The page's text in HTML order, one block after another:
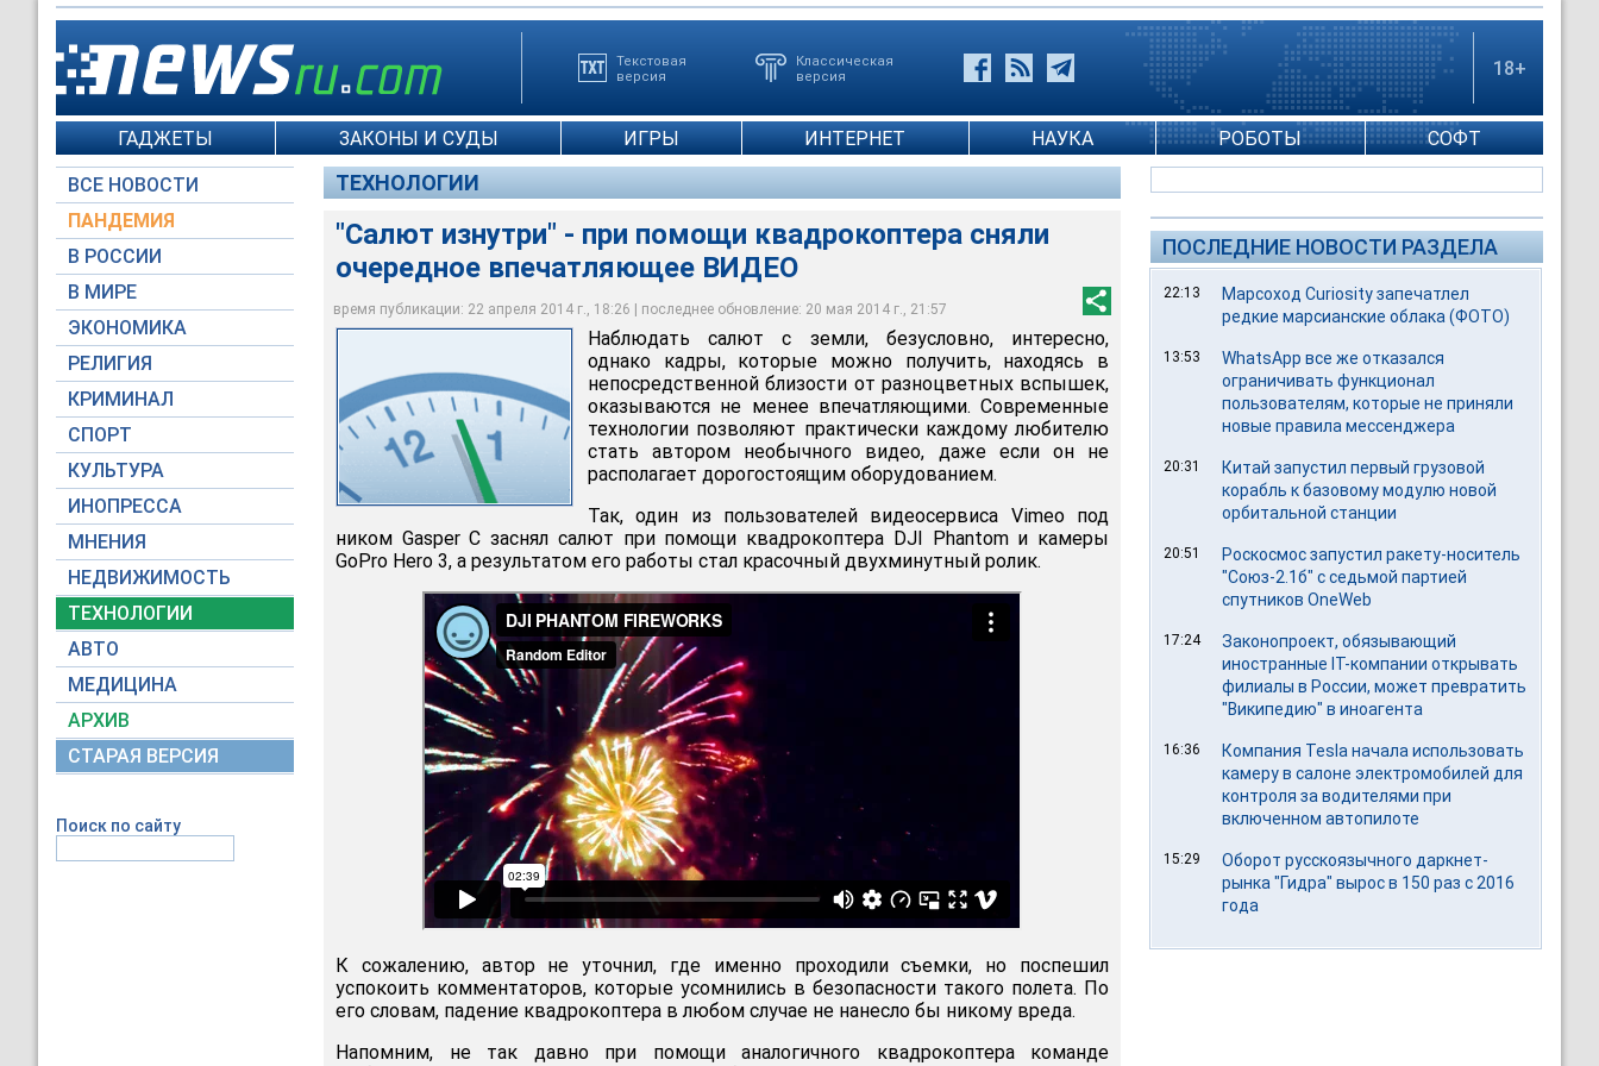
Текстовая
версия
Классическая
версия
18+
ГАДЖЕТЫ ЗАКОНЫ И СУДЫ ИГРЫ ИНТЕРНЕТ НАУКА РОБОТЫ СОФТ
ВСЕ НОВОСТИ
ПАНДЕМИЯ
В РОССИИ
В МИРЕ
ЭКОНОМИКА
РЕЛИГИЯ
КРИМИНАЛ
СПОРТ
КУЛЬТУРА
ИНОПРЕССА
МНЕНИЯ
НЕДВИЖИМОСТЬ
ТЕХНОЛОГИИ
АВТО
МЕДИЦИНА
АРХИВ
СТАРАЯ ВЕРСИЯ
Поиск по сайту
ТЕХНОЛОГИИ
"Салют изнутри" - при помощи квадрокоптера сняли
очередное впечатляющее ВИДЕО
время публикации: 22 апреля 2014 г., 18:26 | последнее обновление: 20 мая 2014 г., 21:57
Moscow-Live.ru
Наблюдать салют с земли, безусловно, интересно,
однако кадры, которые можно получить, находясь в
непосредственной близости от разноцветных вспышек,
оказываются не менее впечатляющими. Современные
технологии позволяют практически каждому любителю
стать автором необычного видео, даже если он не
располагает дорогостоящим оборудованием.
Так, один из пользователей видеосервиса Vimeo под
ником Gasper C заснял салют при помощи квадрокоптера DJI Phantom и камеры
GoPro Hero 3, а результатом его работы стал красочный двухминутный ролик.
К сожалению, автор не уточнил, где именно проходили съемки, но поспешил
успокоить комментаторов, которые усомнились в безопасности такого полета. По
его словам, падение квадрокоптера в любом случае не нанесло бы никому вреда.
Напомним, не так давно при помощи аналогичного квадрокоптера команде
ПОСЛЕДНИЕ НОВОСТИ РАЗДЕЛА
22:13
Марсоход Curiosity запечатлел
редкие марсианские облака (ФОТО)
13:53
WhatsApp все же отказался
ограничивать функционал
пользователям, которые не приняли
новые правила мессенджера
20:31
Китай запустил первый грузовой
корабль к базовому модулю новой
орбитальной станции
20:51
Роскосмос запустил ракету-носитель
"Союз-2.1б" с седьмой партией
спутников OneWeb
17:24
Законопроект, обязывающий
иностранные IT-компании открывать
филиалы в России, может превратить
"Википедию" в иноагента
16:36
Компания Tesla начала использовать
камеру в салоне электромобилей для
контроля за водителями при
включенном автопилоте
15:29
Оборот русскоязычного даркнет-
рынка "Гидра" вырос в 150 раз с 2016
года